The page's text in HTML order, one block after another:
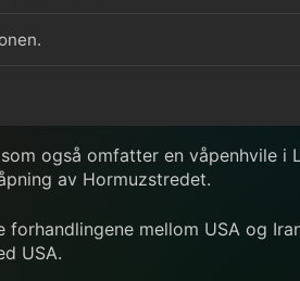
også omfatter en våpenhvile i
av Hormuzstredet.
mellom USA og
USA.